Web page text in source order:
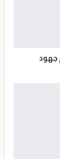
جهود